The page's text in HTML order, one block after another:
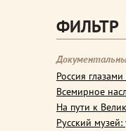
ФИЛЬТР
Россия
Всемирное
На пути к
Русский